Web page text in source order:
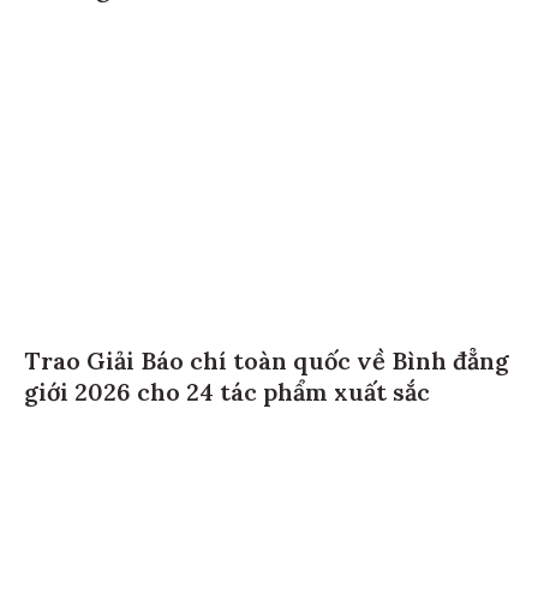
Trao Giải Báo chí toàn quốc về Bình đẳng
giới 2026 cho 24 tác phẩm xuất sắc